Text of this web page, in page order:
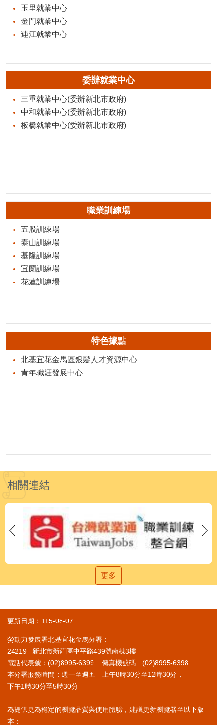
玉里就業中心
金門就業中心
連江就業中心
委辦就業中心
三重就業中心(委辦新北市政府)
中和就業中心(委辦新北市政府)
板橋就業中心(委辦新北市政府)
職業訓練場
五股訓練場
泰山訓練場
基隆訓練場
宜蘭訓練場
花蓮訓練場
特色據點
北基宜花金馬區銀髮人才資源中心
青年職涯發展中心
相關連結
更多
更新日期：115-08-07
勞動力發展署北基宜花金馬分署：
24219 新北市新莊區中平路439號南棟3樓
電話代表號：(02)8995-6399 傳真機號碼：(02)8995-6398
本分署服務時間：週一至週五 上午8時30分至12時30分，
下午1時30分至5時30分
為提供更為穩定的瀏覽品質與使用體驗，建議更新瀏覽器至以下版
本：